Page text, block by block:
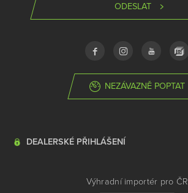
ODESLAT
NEZÁVAZNĚ POPTAT
DEALERSKÉ PŘIHLÁŠENÍ
Výhradní importér pro ČR